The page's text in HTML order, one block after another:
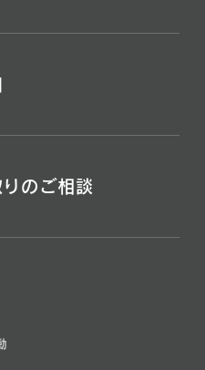
のご相談